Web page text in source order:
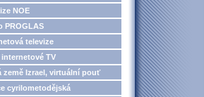
NOE
PROGLAS
televize
internetové TV
země Izrael, virtuální pouť
cyrilometodějská